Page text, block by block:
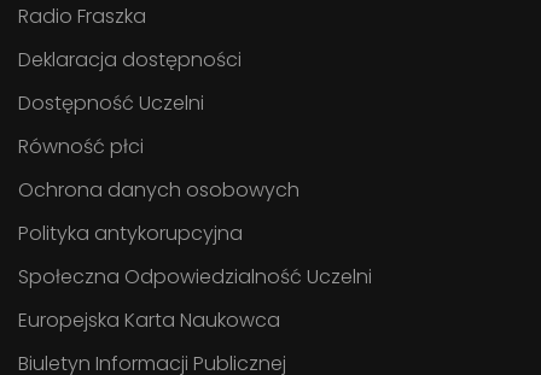
Radio Fraszka
Deklaracja dostępności
Dostępność Uczelni
Równość płci
Ochrona danych osobowych
Polityka antykorupcyjna
Społeczna Odpowiedzialność Uczelni
Europejska Karta Naukowca
Biuletyn Informacji Publicznej